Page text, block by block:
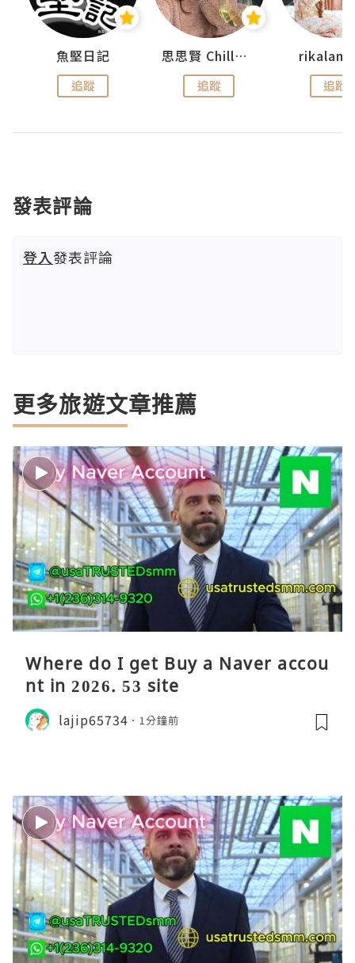
魚堅日記
追蹤
思思賢 ChillMyBabe
追蹤 追蹤
發表評論
登入發表評論
更多旅遊文章推薦
Where do I get Buy a Naver accou
nt in 2026. 53 site
lajip65734 1分鐘前